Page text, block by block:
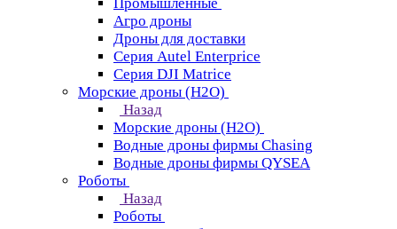
Агро дроны
Дроны для доставки
Серия Autel Enterprice
Серия DJI Matrice
Морские дроны (H2O)
Назад
Морские дроны (H2O)
Водные дроны фирмы Chasing
Водные дроны фирмы QYSEA
Роботы
Назад
Роботы